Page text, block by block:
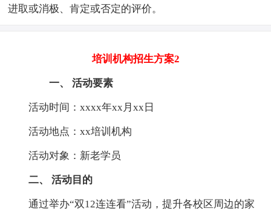
进取或消极、肯定或否定的评价。
培训机构招生方案2
一、 活动要素
活动时间：xxxx年xx月xx日
活动地点：xx培训机构
活动对象：新老学员
二、 活动目的
通过举办“双12连连看”活动，提升各校区周边的家